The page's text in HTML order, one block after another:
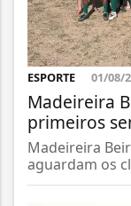
ESPORTE 01/08/
Madeireira
primeiros
Madeireira
aguardam os